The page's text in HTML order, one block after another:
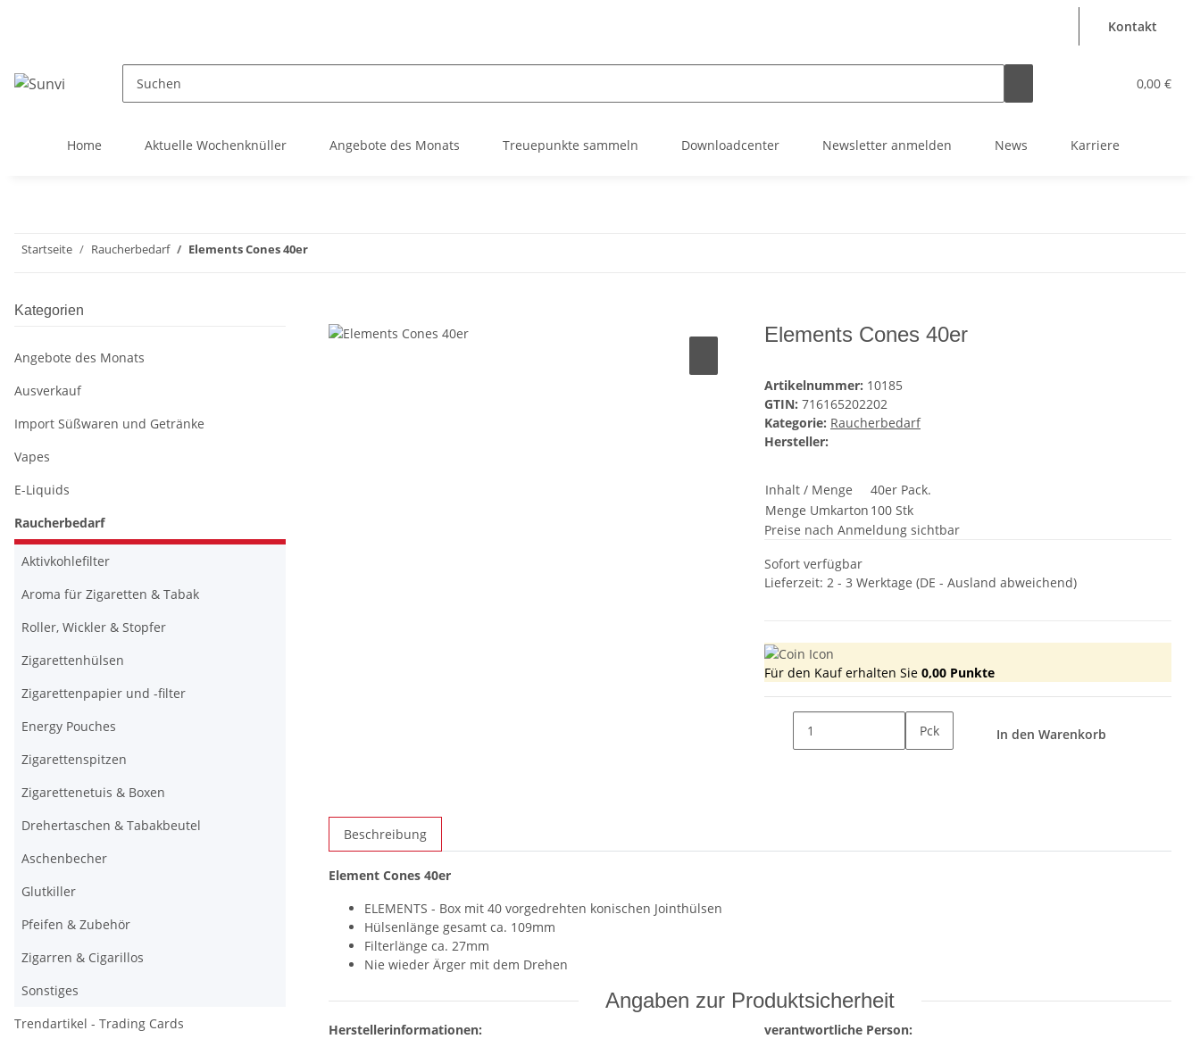
Kontakt
0,00 €
Home Aktuelle Wochenknüller Angebote des Monats Treuepunkte sammeln Downloadcenter Newsletter anmelden News Karriere
Startseite Raucherbedarf Elements Cones 40er
Elements Cones 40er
Artikelnummer: 10185
GTIN: 716165202202
Kategorie: Raucherbedarf
Hersteller:
Inhalt / Menge
40er Pack.
Menge Umkarton 100 Stk
Preise nach Anmeldung sichtbar
Sofort verfügbar
Lieferzeit: 2 - 3 Werktage (DE - Ausland abweichend)
Für den Kauf erhalten Sie 0,00 Punkte
Pck In den Warenkorb
Beschreibung
Element Cones 40er
ELEMENTS - Box mit 40 vorgedrehten konischen Jointhülsen
Hülsenlänge gesamt ca. 109mm
Filterlänge ca. 27mm
Nie wieder Ärger mit dem Drehen
Angaben zur Produktsicherheit
Herstellerinformationen:
verantwortliche Person:
Kategorien
Angebote des Monats
Ausverkauf
Import Süßwaren und Getränke
Vapes
E-Liquids
Raucherbedarf
Aktivkohlefilter
Aroma für Zigaretten & Tabak
Roller, Wickler & Stopfer
Zigarettenhülsen
Zigarettenpapier und -filter
Energy Pouches
Zigarettenspitzen
Zigarettenetuis & Boxen
Drehertaschen & Tabakbeutel
Aschenbecher
Glutkiller
Pfeifen & Zubehör
Zigarren & Cigarillos
Sonstiges
Trendartikel - Trading Cards